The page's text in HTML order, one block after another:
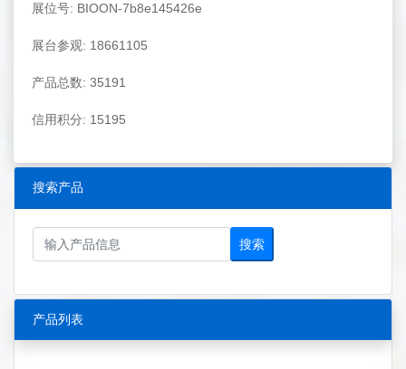
展位号: BIOON-7b8e145426e
展台参观: 18661105
产品总数: 35191
信用积分: 15195
搜索产品
搜索
产品列表